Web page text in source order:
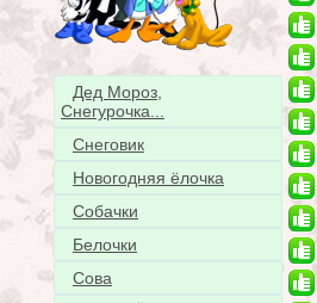
Дед Мороз,
Снегурочка...
Снеговик
Новогодняя ёлочка
Собачки
Белочки
Сова